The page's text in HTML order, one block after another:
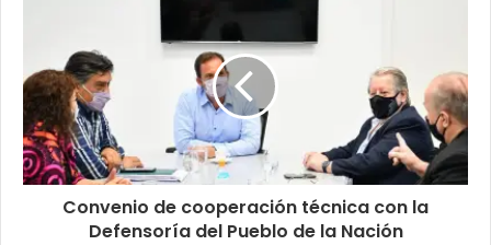
Convenio de cooperación técnica con la
Defensoría del Pueblo de la Nación